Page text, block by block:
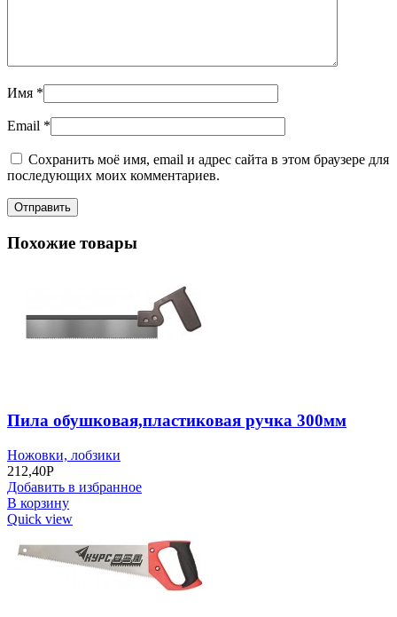
Имя *
Email *
Сохранить моё имя, email и адрес сайта в этом браузере для
последующих моих комментариев.
Похожие товары
Пила обушковая,пластиковая ручка 300мм
Ножовки, лобзики
212,40Р
Добавить в избранное
В корзину
Quick view